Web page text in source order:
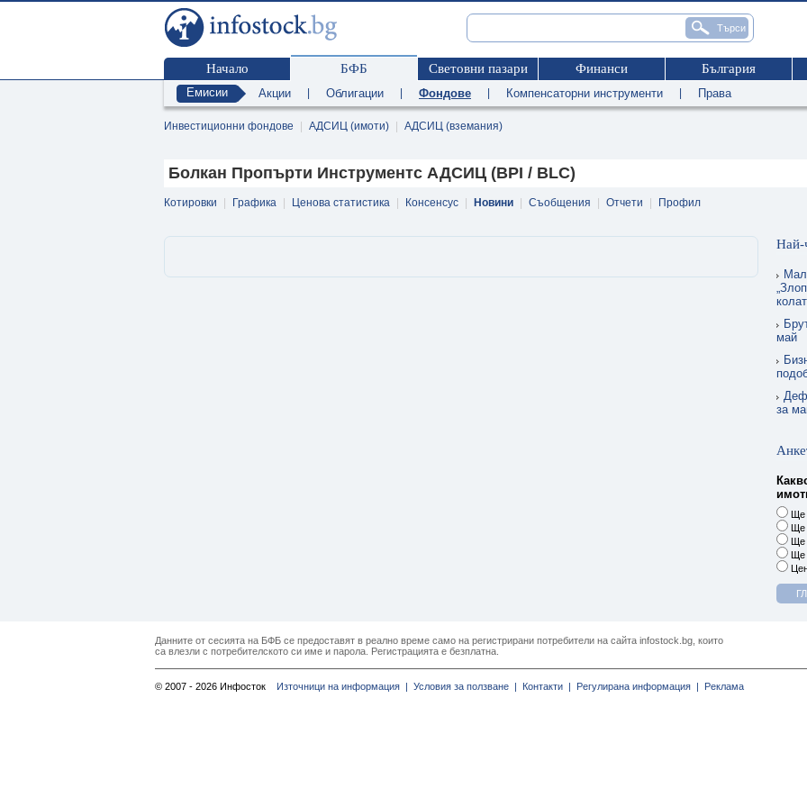
Начало БФБ Световни пазари Финанси България
Емисии Акции Облигации Фондове Компенсаторни инструменти Права
Инвестиционни фондове АДСИЦ (имоти) АДСИЦ (вземания)
Болкан Пропърти Инструментс АДСИЦ (BPI / BLC)
Котировки Графика Ценова статистика Консенсус Новини Съобщения Отчети Профил
Най-
май
за
Ще
Ще
Ще
Ще
Данните от сесията на БФБ се предоставят в реално време само на регистрирани потребители на сайта infostock.bg, които
са влезли с потребителското си име и парола. Регистрацията е безплатна.
© 2007 - 2026 Инфосток Източници на информация | Условия за ползване | Контакти | Регулирана информация | Реклама